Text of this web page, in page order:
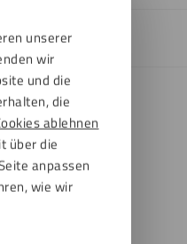
unserer
wir
und die
die
ablehnen
über die
anpassen
wie wir
UV-beständig